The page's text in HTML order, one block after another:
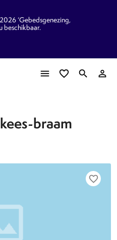
‘Gebedsgenezing,
beschikbaar.
menu favorite_border search person_outline
braam
favorite_border